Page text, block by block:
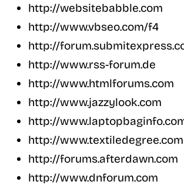
http://websitebabble.com
http://www.vbseo.com/f4
http://
http://www.rss-forum.de
http://www.htmlforums.com
http://www.jazzylook.com
http://
http://www.textiledegree.com
http://forums.afterdawn.com
http://www.dnforum.com